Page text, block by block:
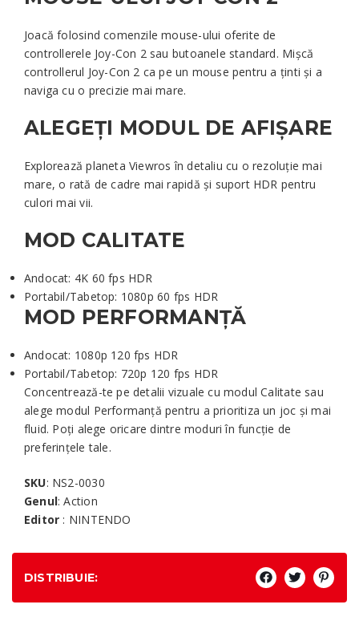
Joacă folosind comenzile mouse-ului oferite de
controllerele Joy-Con 2 sau butoanele standard. Mișcă
controllerul Joy-Con 2 ca pe un mouse pentru a ținti și a
naviga cu o precizie mai mare.
ALEGEȚI MODUL DE AFIȘARE
Explorează planeta Viewros în detaliu cu o rezoluție mai
mare, o rată de cadre mai rapidă și suport HDR pentru
culori mai vii.
MOD CALITATE
Andocat: 4K 60 fps HDR
Portabil/Tabetop: 1080p 60 fps HDR
MOD PERFORMANȚĂ
Andocat: 1080p 120 fps HDR
Portabil/Tabetop: 720p 120 fps HDR
Concentrează-te pe detalii vizuale cu modul Calitate sau
alege modul Performanță pentru a prioritiza un joc și mai
fluid. Poți alege oricare dintre moduri în funcție de
preferințele tale.
SKU: NS2-0030
Genul: Action
Editor : NINTENDO
DISTRIBUIE: